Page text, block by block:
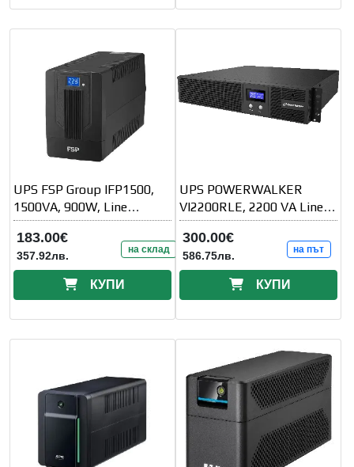
UPS FSP Group IFP1500,
1500VA, 900W, Line
Interactive, LCD, 2x
RJ11/RJ45
183.00€
357.92лв. на склад
КУПИ
UPS POWERWALKER
VI2200RLE, 2200 VA Line
Interactive
300.00€
586.75лв. на път
КУПИ